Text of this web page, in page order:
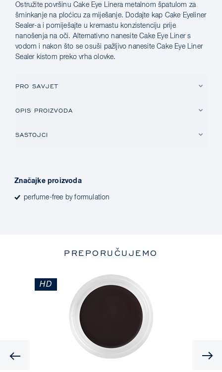
Ostružite površinu Cake Eye Linera metalnom špatulom za
šminkanje na ploćicu za miješanje. Dodajte kap Cake Eyeliner
Sealer-a i pomiješajte u kremastu konzistenciju prije
nanošenja na oči. Alternativno nanesite Cake Eye Liner s
vodom i nakon što se osuši pažljivo nanesite Cake Eye Liner
Sealer kistom preko vrha olovke.
PRO SAVJET
OPIS PROIZVODA
SASTOJCI
Značajke proizvoda
perfume-free by formulation
PREPORUČUJEMO
Previous
HD